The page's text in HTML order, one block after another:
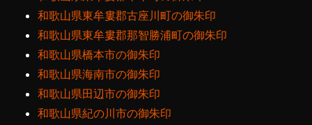
和歌山県東牟婁郡古座川町の御朱印
和歌山県東牟婁郡那智勝浦町の御朱印
和歌山県橋本市の御朱印
和歌山県海南市の御朱印
和歌山県田辺市の御朱印
和歌山県紀の川市の御朱印